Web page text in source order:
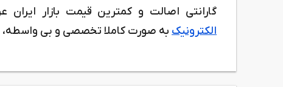
گارانتی اصالت و کمترین قیمت بازار
الکترونیک به صورت کاملا تخصصی و بی واسطه،